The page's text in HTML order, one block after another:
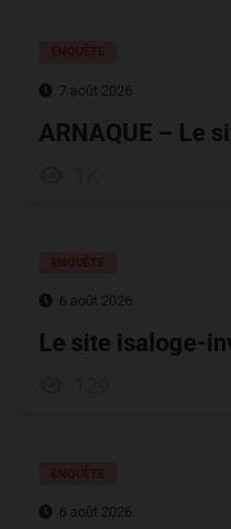
7 août 2026
ARNAQUE – Le
6 août 2026
Le site isaloge-
6 août 2026